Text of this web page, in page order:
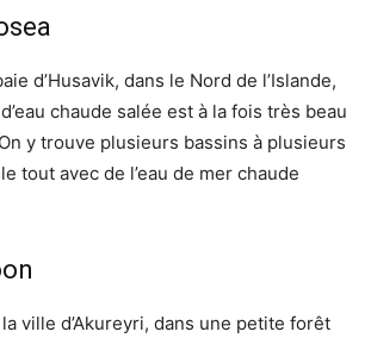
d’Husavik, dans le Nord de l’Islande,
chaude salée est à la fois très beau
y trouve plusieurs bassins à plusieurs
tout avec de l’eau de mer chaude
ville d’Akureyri, dans une petite forêt